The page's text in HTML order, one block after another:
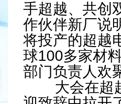
手超越、共创
作伙伴新厂说
将投产的超越
球100多家材
部门负责人
大会在超越